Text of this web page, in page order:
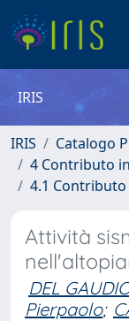
IRIS
IRIS
Catalogo
4 Contributo
4.1
Attività
DEL
Pierpaolo;